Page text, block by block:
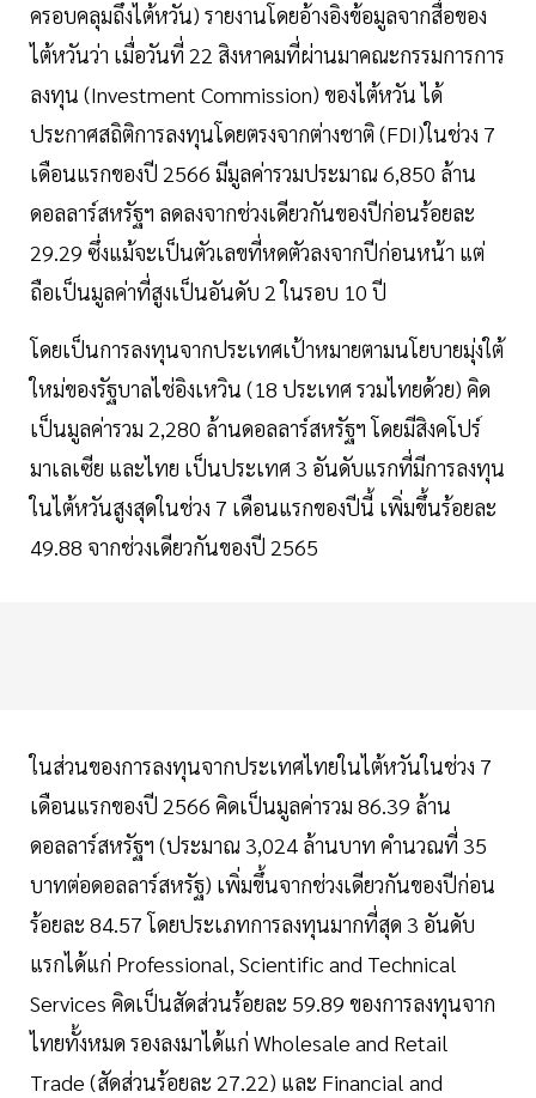
ครอบคลุมถึงไต้หวัน) รายงานโดยอ้างอิงข้อมูลจากสื่อของ
ไต้หวันว่า เมื่อวันที่ 22 สิงหาคมที่ผ่านมาคณะกรรมการการ
ลงทุน (Investment Commission) ของไต้หวัน ได้
ประกาศสถิติการลงทุนโดยตรงจากต่างชาติ (FDI)ในช่วง 7
เดือนแรกของปี 2566 มีมูลค่ารวมประมาณ 6,850 ล้าน
ดอลลาร์สหรัฐฯ ลดลงจากช่วงเดียวกันของปีก่อนร้อยละ
29.29 ซึ่งแม้จะเป็นตัวเลขที่หดตัวลงจากปีก่อนหน้า แต่
ถือเป็นมูลค่าที่สูงเป็นอันดับ 2 ในรอบ 10 ปี
โดยเป็นการลงทุนจากประเทศเป้าหมายตามนโยบายมุ่งใต้
ใหม่ของรัฐบาลไช่อิงเหวิน (18 ประเทศ รวมไทยด้วย) คิด
เป็นมูลค่ารวม 2,280 ล้านดอลลาร์สหรัฐฯ โดยมีสิงคโปร์
มาเลเซีย และไทย เป็นประเทศ 3 อันดับแรกที่มีการลงทุน
ในไต้หวันสูงสุดในช่วง 7 เดือนแรกของปีนี้ เพิ่มขึ้นร้อยละ
49.88 จากช่วงเดียวกันของปี 2565
ในส่วนของการลงทุนจากประเทศไทยในไต้หวันในช่วง 7
เดือนแรกของปี 2566 คิดเป็นมูลค่ารวม 86.39 ล้าน
ดอลลาร์สหรัฐฯ (ประมาณ 3,024 ล้านบาท คำนวณที่ 35
บาทต่อดอลลาร์สหรัฐ) เพิ่มขึ้นจากช่วงเดียวกันของปีก่อน
ร้อยละ 84.57 โดยประเภทการลงทุนมากที่สุด 3 อันดับ
แรกได้แก่ Professional, Scientific and Technical
Services คิดเป็นสัดส่วนร้อยละ 59.89 ของการลงทุนจาก
ไทยทั้งหมด รองลงมาได้แก่ Wholesale and Retail
Trade (สัดส่วนร้อยละ 27.22) และ Financial and